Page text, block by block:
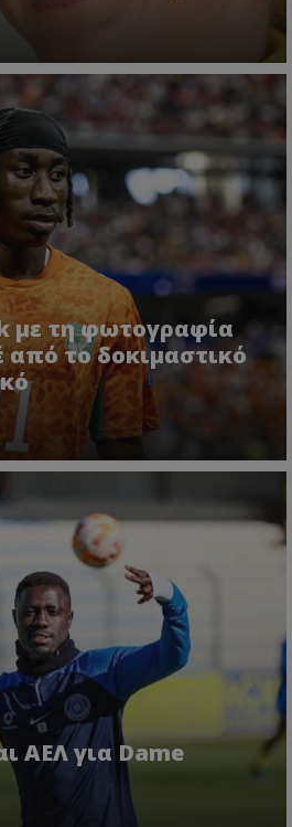
με τη φωτογραφία
από το δοκιμαστικό
ΑΕΛ για Dame